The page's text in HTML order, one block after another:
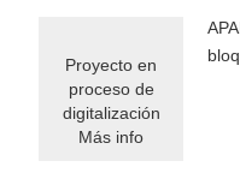
Proyecto en
proceso de
digitalización
Más info